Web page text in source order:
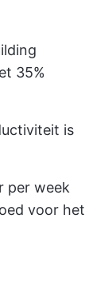
35%
is
per week
voor het